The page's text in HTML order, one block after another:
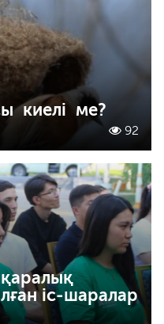
киелі ме?
92
іс-шаралар